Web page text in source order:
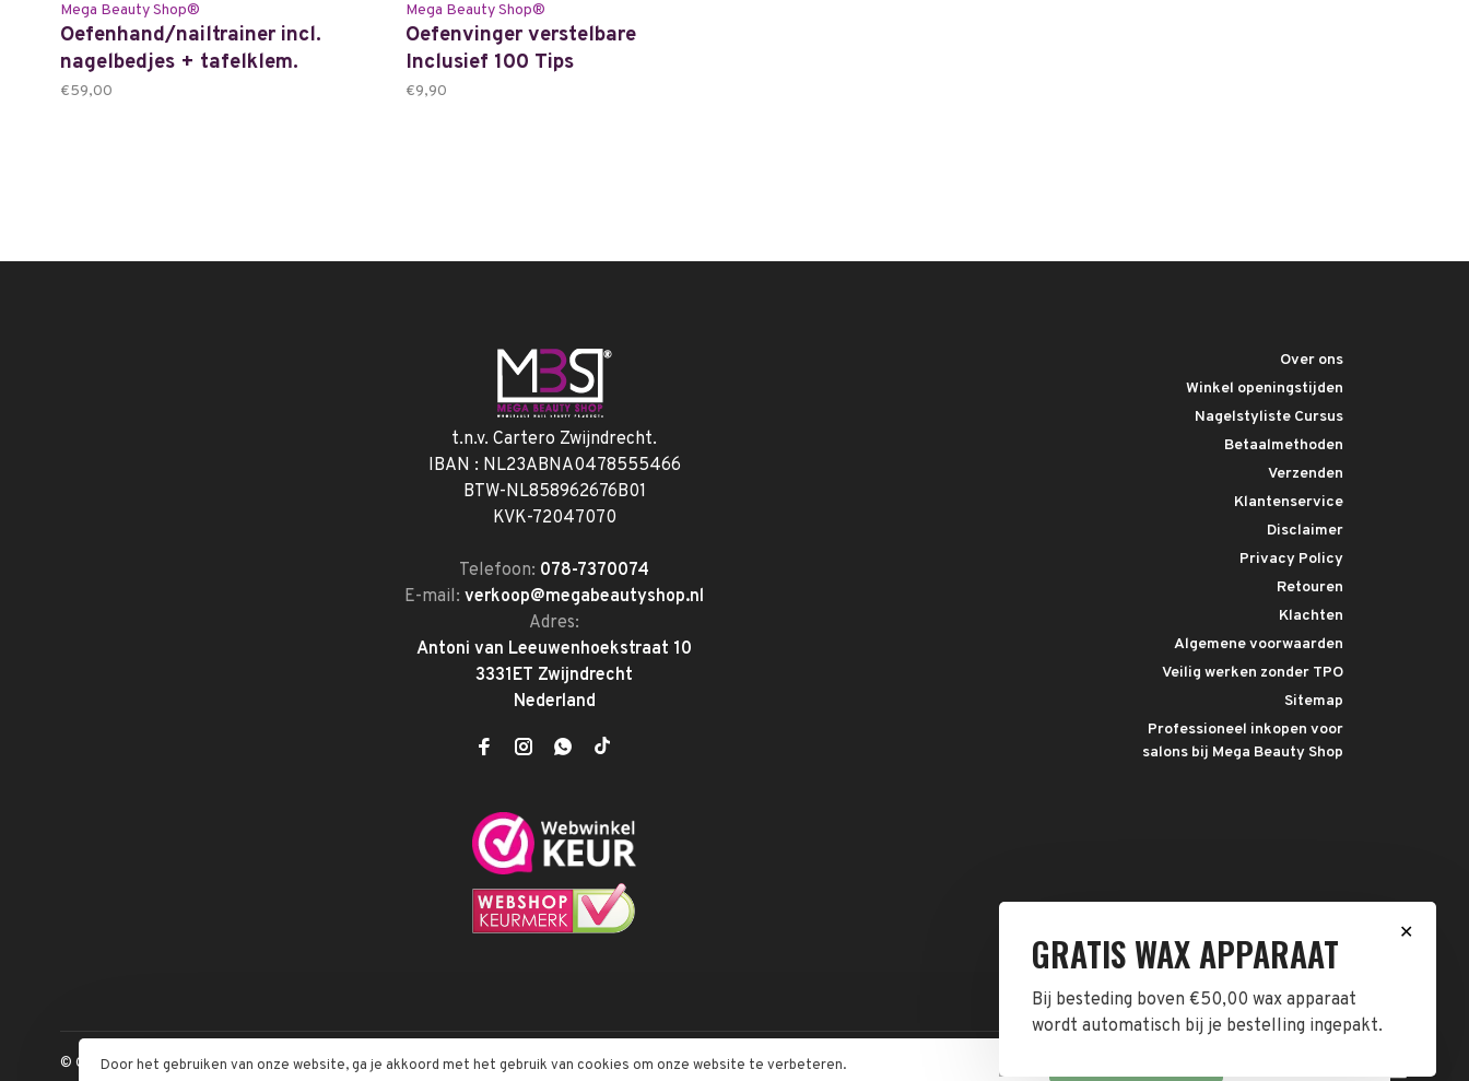
Mega Beauty Shop®
Oefenhand/nailtrainer incl.
nagelbedjes + tafelklem.
€59,00
Mega Beauty Shop®
Oefenvinger verstelbare
Inclusief 100 Tips
€9,90
t.n.v. Cartero Zwijndrecht.
IBAN : NL23ABNA0478555466
BTW-NL858962676B01
KVK-72047070
Telefoon: 078-7370074
E-mail:verkoop@megabeautyshop.nl
Adres:
Antoni van Leeuwenhoekstraat 10
3331ET Zwijndrecht
Nederland
Over ons
Winkel openingstijden
Nagelstyliste Cursus
Betaalmethoden
Verzenden
Klantenservice
Disclaimer
Privacy Policy
Retouren
Klachten
Algemene voorwaarden
Veilig werken zonder TPO
Sitemap
Professioneel inkopen voor
salons bij Mega Beauty Shop
© Copyright 2026 Megabeautyshop.nl
Door het gebruiken van onze website, ga je akkoord met het gebruik van cookies om onze website te verbeteren.
✕
GRATIS WAX APPARAAT
Bij besteding boven €50,00 wax apparaat
wordt automatisch bij je bestelling ingepakt.